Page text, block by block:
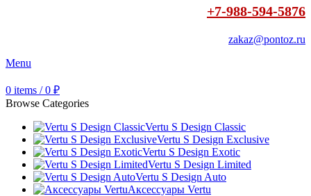
+7-988-594-5876
zakaz@pontoz.ru
Menu
0 items / 0 ₽
Browse Categories
Vertu S Design Classic
Vertu S Design Exclusive
Vertu S Design Exotic
Vertu S Design Limited
Vertu S Design Auto
Аксессуары Vertu